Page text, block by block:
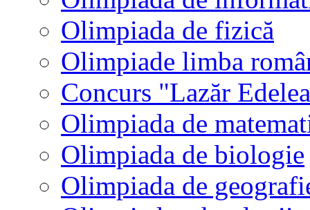
Olimpiada de fizică
Olimpiade limba
Concurs "Lazăr
Olimpiada de
Olimpiada de biologie
Olimpiada de